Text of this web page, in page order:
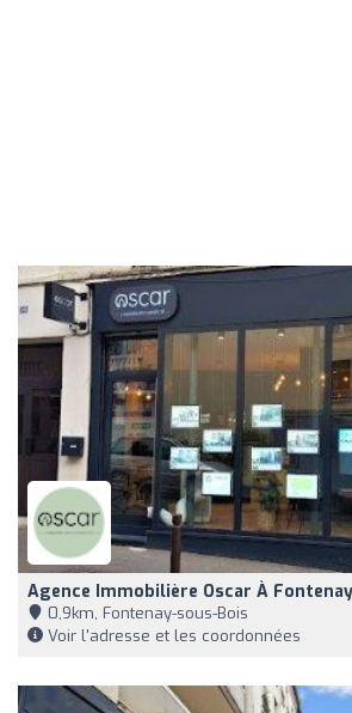
Agence Immobilière Oscar À
0,9km, Fontenay-sous-Bois
Voir l'adresse et les coordonnées